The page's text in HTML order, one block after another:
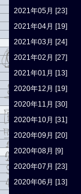
2021年05月 [23]
2021年04月 [19]
2021年03月 [24]
2021年02月 [27]
2021年01月 [13]
2020年12月 [19]
2020年11月 [30]
2020年10月 [31]
2020年09月 [20]
2020年08月 [9]
2020年07月 [23]
2020年06月 [13]